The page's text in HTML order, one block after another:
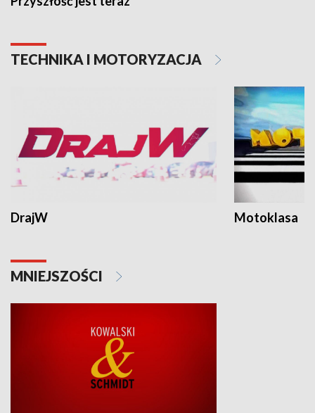
TECHNIKA I MOTORYZACJA
DrajW Motoklasa
MNIEJSZOŚCI